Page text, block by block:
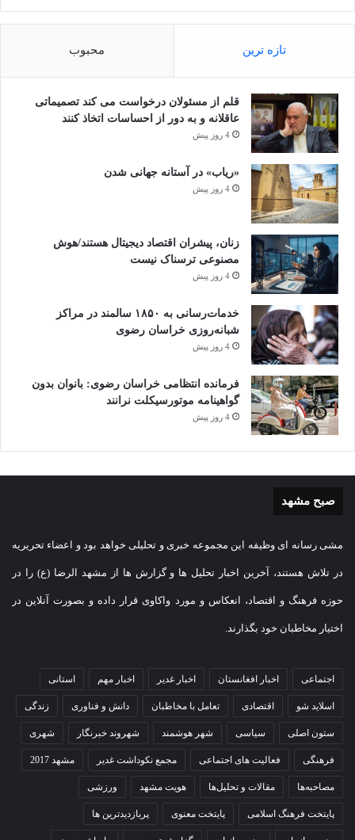
تازه ترین محبوب
قلم از مسئولان درخواست می کند تصمیماتی
عاقلانه و به دور از احساسات اتخاذ کنند
4 روز پیش
«ریاب» در آستانه جهانی شدن
4 روز پیش
زنان، پیشران اقتصاد دیجیتال هستند/هوش
مصنوعی ترسناک نیست
4 روز پیش
خدمات‌رسانی به ۱۸۵۰ سالمند در مراکز
شبانه‌روزی خراسان رضوی
4 روز پیش
فرمانده انتظامی خراسان رضوی: بانوان بدون
گواهینامه موتورسیکلت نرانند
4 روز پیش
صبح مشهد
مشی رسانه ای وظیفه این مجموعه خبری و تحلیلی خواهد بود و اعضاء تحریریه
در تلاش هستند، آخرین اخبار تحلیل ها و گزارش ها از مشهد الرضا (ع) را در
حوزه فرهنگ و اقتصاد، انعکاس و مورد واکاوی قرار داده و بصورت آنلاین در
اختیار مخاطبان خود بگذارند.
اجتماعی اخبار افغانستان اخبار غدیر اخبار مهم استانی
اسلاید شو اقتصادی تعامل با مخاطبان دانش و فناوری زندگی
ستون اصلی سیاسی شهر هوشمند شهروند خبرنگار شهری
فرهنگی فعالیت های اجتماعی مجمع نکوداشت غدیر مشهد 2017
مصاحبه‌ها مقالات و تحلیل‌ها هویت مشهد ورزشی
پایتخت فرهنگ اسلامی پایتخت معنوی پربازدیدترین ها